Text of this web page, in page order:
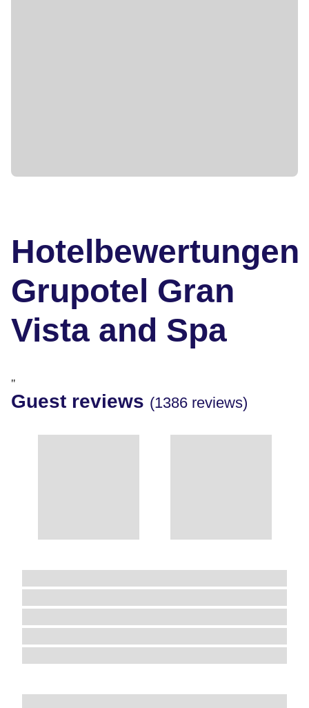
Hotelbewertungen
Grupotel Gran
Vista and Spa
"
Guest reviews (1386 reviews)